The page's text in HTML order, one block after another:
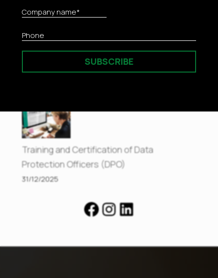
Enriched Methodology
Training and Certification of Data
Protection Officers (DPO)
31/12/2025
Facebook
Instagram
LinkedIn
SUBSCRIBE